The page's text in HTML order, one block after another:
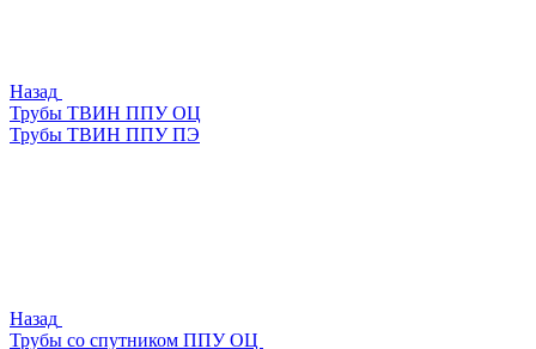
Назад
Трубы ТВИН ППУ ОЦ
Трубы ТВИН ППУ ПЭ
Назад
Трубы со спутником ППУ ОЦ